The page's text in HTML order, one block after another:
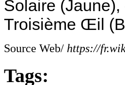
Solaire
Troisième Œil
Source Web/ https://
Tags: